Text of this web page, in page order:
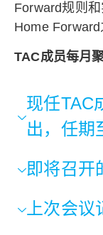
Forward规则
Home Forward
TAC成员每月
现任
出，任期
即将召开
上次会议